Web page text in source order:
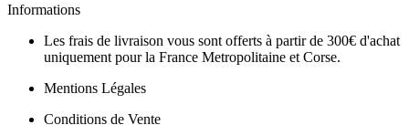
Informations
Les frais de livraison vous sont offerts à partir de 300€ d'achat
uniquement pour la France Metropolitaine et Corse.
Mentions Légales
Conditions de Vente